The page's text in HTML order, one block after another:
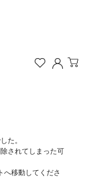
た。
されてしまった可
へ移動してくださ